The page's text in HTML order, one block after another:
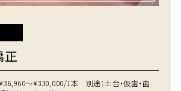
正
～¥330,000/1本 別途：土台・仮歯・歯